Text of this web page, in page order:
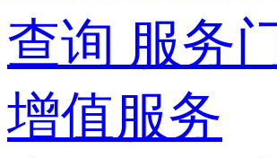
查询 服务
增值服务